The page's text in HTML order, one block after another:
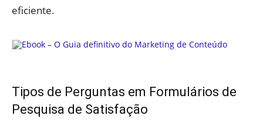
eficiente.
Tipos de Perguntas em Formulários de
Pesquisa de Satisfação